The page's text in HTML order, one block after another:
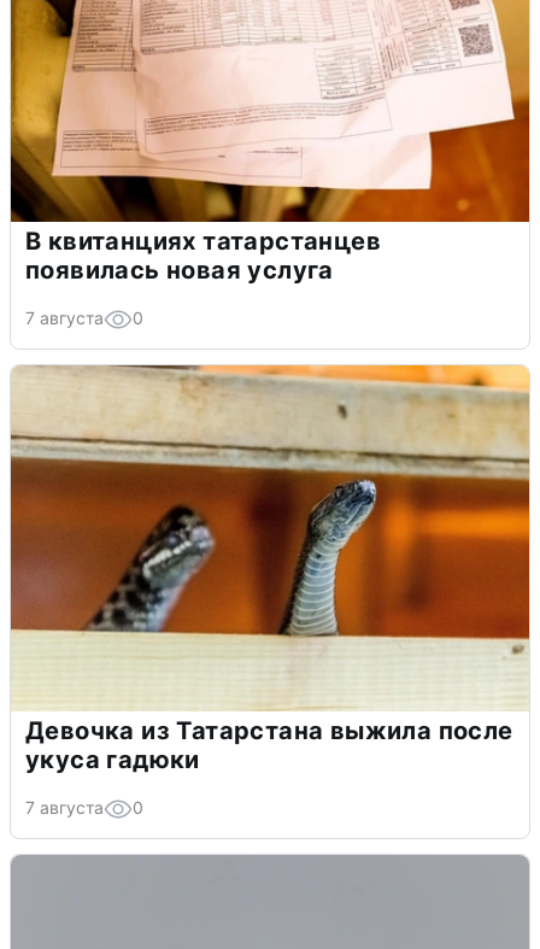
В квитанциях татарстанцев
появилась новая услуга
7 августа 0
Девочка из Татарстана выжила после
укуса гадюки
7 августа 0